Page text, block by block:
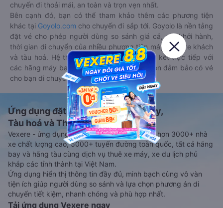
chuyến đi thoải mái, an toàn và trọn vẹn nhất.
Bên cạnh đó, bạn có thể tham khảo thêm các phương tiện
khác tại Goyolo.com cho chuyến đi sắp tới. Goyolo là nền tảng
đặt vé cho phép người dùng so sánh giá cả, giờ khởi hành,
thời gian di chuyển của nhiều phương tiện máy bay, xe khách
và tàu hoả. Hệ thống của Goyolo được liên kết trực tiếp với
các hãng máy bay, xe khách và tàu hoả, luôn đảm bảo có vé
cho bạn di chuyển.
Ứng dụng đặt vé Xe khách, Máy bay,
Tàu hoả và Thuê xe
Vexere - ứng dụng đặt vé đa phương tiện với hơn 3000+ nhà
xe chất lượng cao, 5000+ tuyến đường toàn quốc, tất cả hãng
bay và hãng tàu cùng dịch vụ thuê xe máy, xe du lịch phủ
khắp các tỉnh thành tại Việt Nam.
Ứng dụng hiển thị thông tin đầy đủ, minh bạch cùng vô vàn
tiện ích giúp người dùng so sánh và lựa chọn phương án di
chuyển tiết kiệm, nhanh chóng và phù hợp nhất.
Tải ứng dụng Vexere ngay